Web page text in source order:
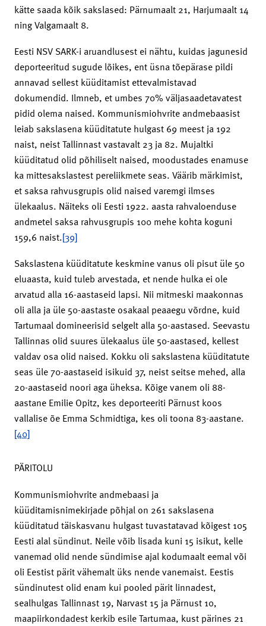
kätte saada kõik sakslased: Pärnumaalt 21, Harjumaalt 14
ning Valgamaalt 8.
Eesti NSV SARK-i aruandlusest ei nähtu, kuidas jagunesid
deporteeritud sugude lõikes, ent üsna tõepärase pildi
annavad sellest küüditamist ettevalmistavad
dokumendid. Ilmneb, et umbes 70% väljasaadetavatest
pidid olema naised. Kommunismiohvrite andmebaasist
leiab sakslasena küüditatute hulgast 69 meest ja 192
naist, neist Tallinnast vastavalt 23 ja 82. Mujaltki
küüditatud olid põhiliselt naised, moodustades enamuse
ka mittesakslastest pereliikmete seas. Väärib märkimist,
et saksa rahvusgrupis olid naised varemgi ilmses
ülekaalus. Näiteks oli Eesti 1922. aasta rahvaloenduse
andmetel saksa rahvusgrupis 100 mehe kohta koguni
159,6 naist.[39]
Sakslastena küüditatute keskmine vanus oli pisut üle 50
eluaasta, kuid tuleb arvestada, et nende hulka ei ole
arvatud alla 16-aastaseid lapsi. Nii mitmeski maakonnas
oli alla ja üle 50-aastaste osakaal peaaegu võrdne, kuid
Tartumaal domineerisid selgelt alla 50-aastased. Seevastu
Tallinnas olid suures ülekaalus üle 50-aastased, kellest
valdav osa olid naised. Kokku oli sakslastena küüditatute
seas üle 70-aastaseid isikuid 37, neist seitse mehed, alla
20-aastaseid noori aga üheksa. Kõige vanem oli 88-
aastane Emilie Opitz, kes deporteeriti Pärnust koos
vallalise õe Emma Schmidtiga, kes oli toona 83-aastane.
[40]
PÄRITOLU
Kommunismiohvrite andmebaasi ja
küüditamisnimekirjade põhjal on 261 sakslasena
küüditatud täiskasvanu hulgast tuvastatavad kõigest 105
Eesti alal sündinut. Neile võib lisada kuni 15 isikut, kelle
vanemad olid nende sündimise ajal kodumaalt eemal või
oli Eestist pärit vähemalt üks nende vanemaist. Eestis
sündinutest olid enam kui pooled pärit linnadest,
sealhulgas Tallinnast 19, Narvast 15 ja Pärnust 10,
maapiirkondadest kerkib esile Tartumaa, kust pärines 21